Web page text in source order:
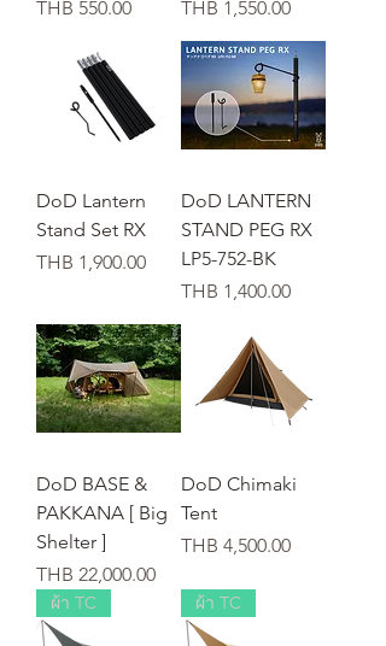
価格
THB 550.00 価格
THB 1,550.00
DoD Lantern
Stand Set RX
価格
THB 1,900.00
DoD LANTERN
STAND PEG RX
LP5-752-BK
価格
THB 1,400.00
DoD BASE &
PAKKANA [ Big
Shelter ]
価格
THB 22,000.00
DoD Chimaki
Tent
価格
THB 4,500.00
ผ้า TC ผ้า TC